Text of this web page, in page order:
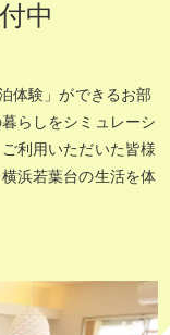
中
体験」ができるお部
らしをシミュレーシ
利用いただいた皆様
浜若葉台の生活を体